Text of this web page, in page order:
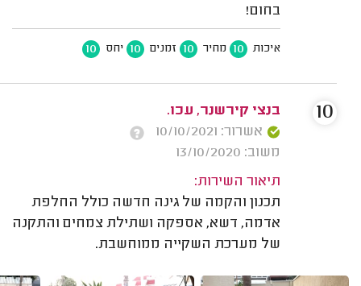
בחום!
איכות 10 מחיר 10 זמנים 10 יחס 10
בנצי קירשנר, עכו.
אשרור: 10/10/2021
משוב: 13/10/2020
תיאור השירות:
תכנון והקמה של גינה חדשה כולל החלפת
אדמה, דשא, אספקה ושתילת צמחים והתקנה
של מערכת השקייה ממוחשבת.
10